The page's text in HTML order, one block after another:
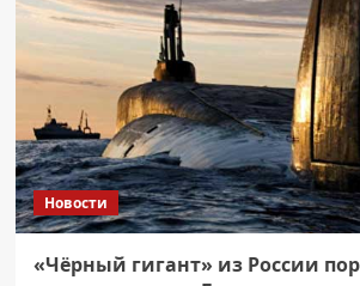
Новости
«Чёрный гигант» из России